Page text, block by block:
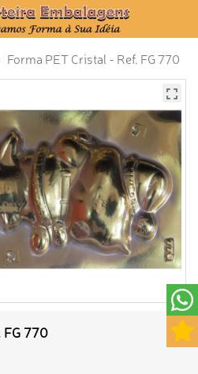
Forma PET Cristal - Ref. FG 770
FG 770